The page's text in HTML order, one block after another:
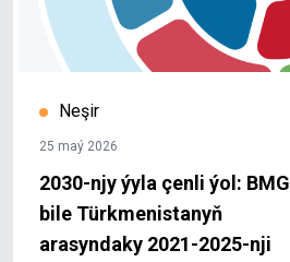
Neşir
25 maý 2026
2030-njy ýyla çenli ýol: BMG
bile Türkmenistanyň
arasyndaky 2021-2025-nji